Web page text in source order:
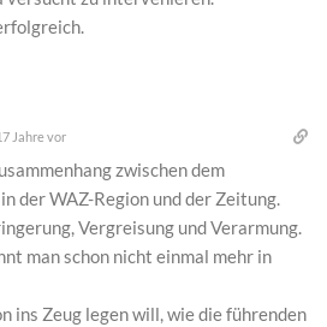
Jahre vor
zwischen dem
der WAZ-Region und der Zeitung.
Vergreisung und Verarmung.
man schon nicht einmal mehr in
ins Zeug legen will, wie die führenden